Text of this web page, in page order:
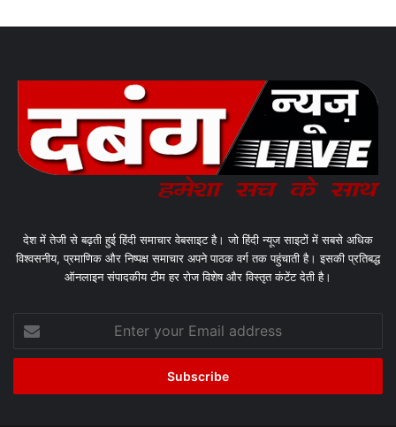
देश में तेजी से बढ़ती हुई हिंदी समाचार वेबसाइट है। जो हिंदी न्यूज साइटों में सबसे अधिक
विश्वसनीय, प्रमाणिक और निष्पक्ष समाचार अपने पाठक वर्ग तक पहुंचाती है। इसकी प्रतिबद्ध
ऑनलाइन संपादकीय टीम हर रोज विशेष और विस्तृत कंटेंट देती है।
your
Email